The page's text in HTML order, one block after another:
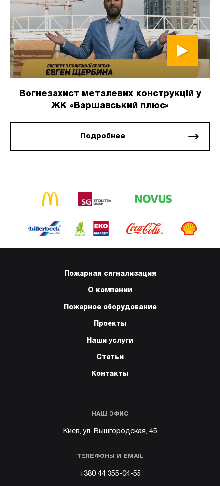
Вогнезахист металевих конструкцій у
ЖК «Варшавський плюс»
Подробнее
Пожарная сигнализация
О компании
Пожарное оборудование
Проекты
Наши услуги
Статьи
Контакты
НАШ ОФИС
Киев, ул. Вышгородская, 45
ТЕЛЕФОНЫ И EMAIL
+380 44 355-04-55